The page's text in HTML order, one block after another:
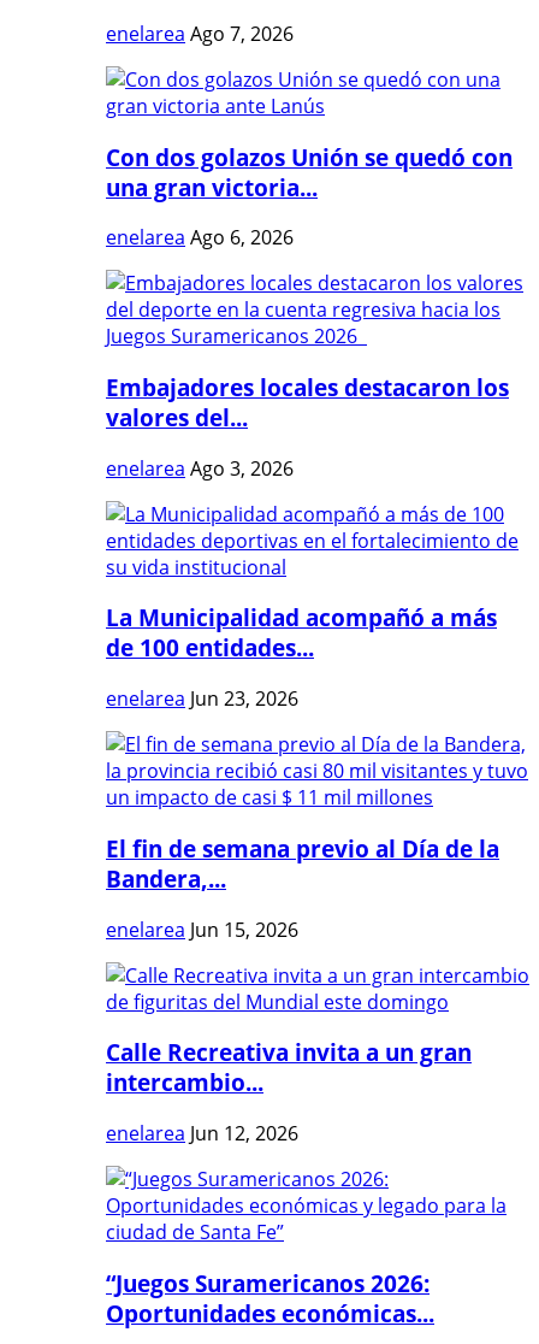
enelarea Ago 7, 2026
Con dos golazos Unión se quedó con
una gran victoria...
enelarea Ago 6, 2026
Embajadores locales destacaron los
valores del...
enelarea Ago 3, 2026
La Municipalidad acompañó a más
de 100 entidades...
enelarea Jun 23, 2026
El fin de semana previo al Día de la
Bandera,...
enelarea Jun 15, 2026
Calle Recreativa invita a un gran
intercambio...
enelarea Jun 12, 2026
“Juegos Suramericanos 2026:
Oportunidades económicas...